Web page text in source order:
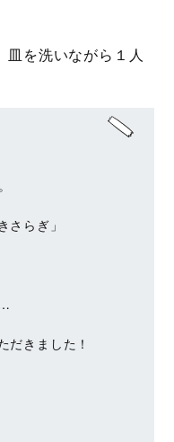
を洗いながら１人
らぎ」
だきました！